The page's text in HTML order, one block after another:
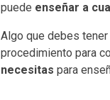
puede enseñar a
Algo que debes
procedimiento para
necesitas para